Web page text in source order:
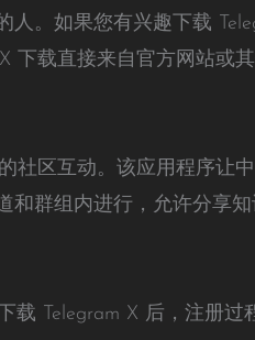
。如果您有兴趣下载
下载直接来自官方网站或
社区互动。该应用程序让
群组内进行，允许分享
载 Telegram X 后，注册